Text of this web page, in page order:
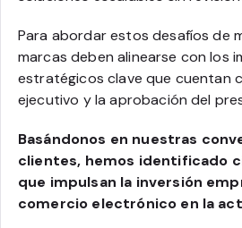
Para abordar estos desafíos de
marcas deben alinearse con los
estratégicos clave que cuentan
ejecutivo y la aprobación del
Basándonos en nuestras
clientes, hemos identificado
que impulsan la inversión
comercio electrónico en la